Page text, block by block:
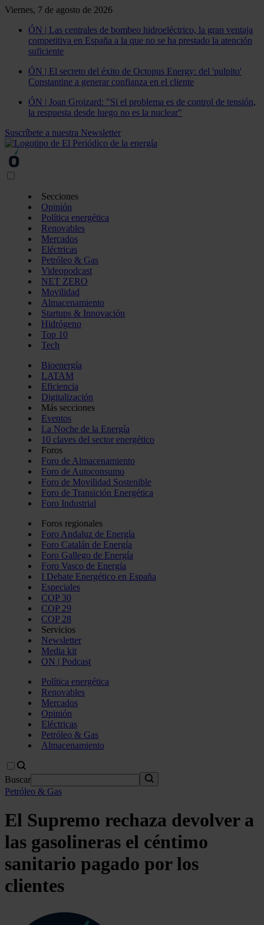
Viernes, 7 de agosto de 2026
ÓN | Las centrales de bombeo hidroeléctrico, la gran ventaja
competitiva en España a la que no se ha prestado la atención
suficiente
ÓN | El secreto del éxito de Octopus Energy: del 'pulpito'
Constantine a generar confianza en el cliente
ÓN | Joan Groizard: "Si el problema es de control de tensión,
la respuesta desde luego no es la nuclear"
Suscríbete a nuestra Newsletter
Secciones
Opinión
Política energética
Renovables
Mercados
Eléctricas
Petróleo & Gas
Videopodcast
NET ZERO
Movilidad
Almacenamiento
Startups & Innovación
Hidrógeno
Top 10
Tech
Bioenergía
LATAM
Eficiencia
Digitalización
Más secciones
Eventos
La Noche de la Energía
10 claves del sector energético
Foros
Foro de Almacenamiento
Foro de Autoconsumo
Foro de Movilidad Sostenible
Foro de Transición Energética
Foro Industrial
Foros regionales
Foro Andaluz de Energía
Foro Catalán de Energía
Foro Gallego de Energía
Foro Vasco de Energía
I Debate Energético en España
Especiales
COP 30
COP 29
COP 28
Servicios
Newsletter
Media kit
ON | Podcast
Política energética
Renovables
Mercados
Opinión
Eléctricas
Petróleo & Gas
Almacenamiento
Buscar
Petróleo & Gas
El Supremo rechaza devolver a
las gasolineras el céntimo
sanitario pagado por los
clientes